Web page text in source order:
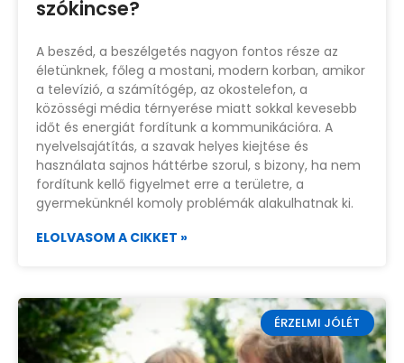
szókincse?
A beszéd, a beszélgetés nagyon fontos része az
életünknek, főleg a mostani, modern korban, amikor
a televízió, a számítógép, az okostelefon, a
közösségi média térnyerése miatt sokkal kevesebb
időt és energiát fordítunk a kommunikációra. A
nyelvelsajátítás, a szavak helyes kiejtése és
használata sajnos háttérbe szorul, s bizony, ha nem
fordítunk kellő figyelmet erre a területre, a
gyermekünknél komoly problémák alakulhatnak ki.
ELOLVASOM A CIKKET »
ÉRZELMI JÓLÉT